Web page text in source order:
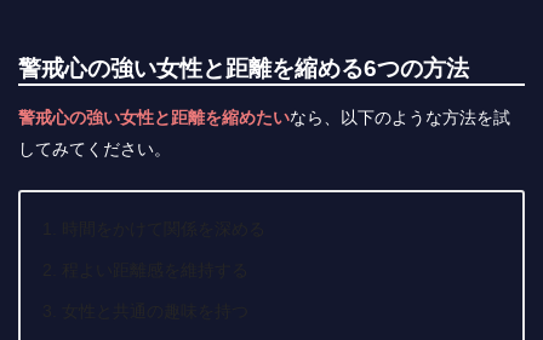
警戒心の強い女性と距離を縮める6つの方法
警戒心の強い女性と距離を縮めたいなら、以下のような方法を試
してみてください。